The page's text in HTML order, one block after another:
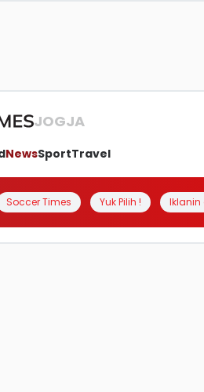
JOGJA
NewsSportTravel
Soccer Times Yuk Pilih ! Iklanin